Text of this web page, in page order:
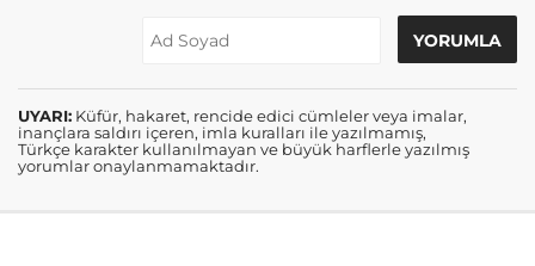
UYARI: Küfür, hakaret, rencide edici cümleler veya imalar,
inançlara saldırı içeren, imla kuralları ile yazılmamış,
Türkçe karakter kullanılmayan ve büyük harflerle yazılmış
yorumlar onaylanmamaktadır.